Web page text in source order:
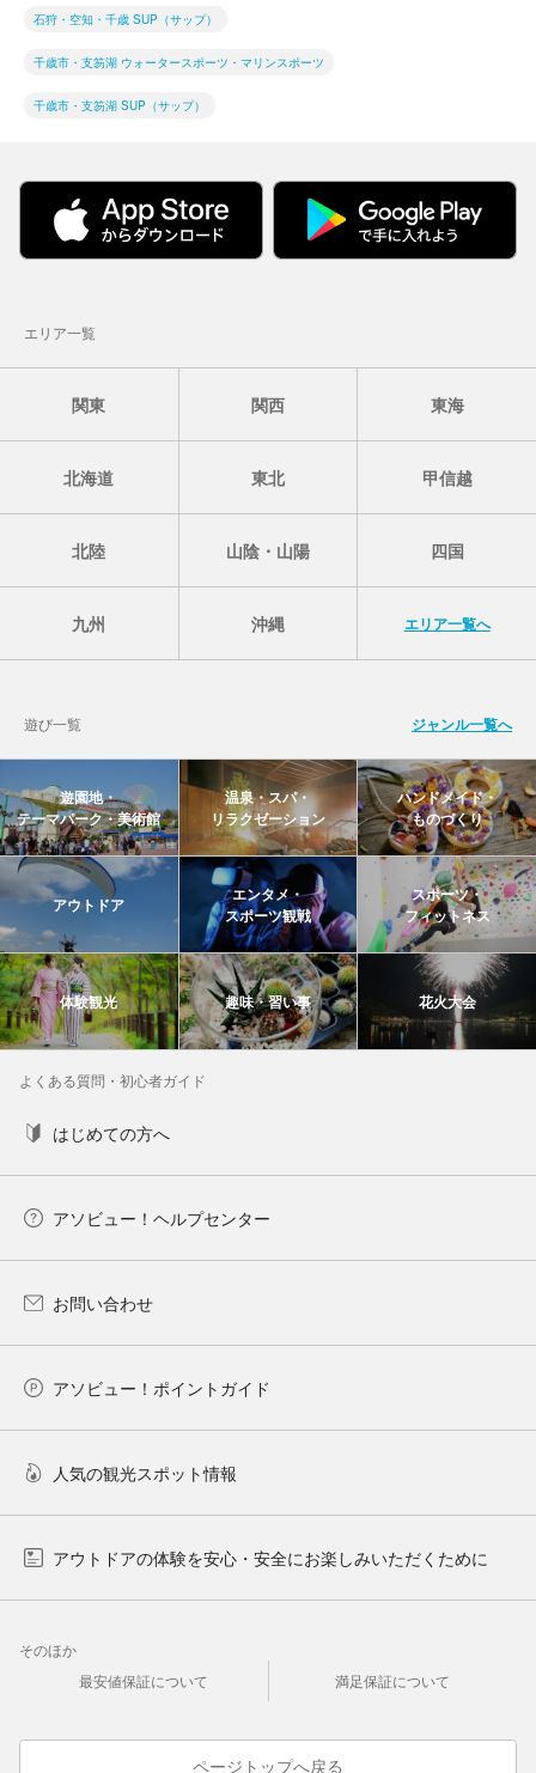
石狩・空知・千歳 SUP（サップ）
千歳市・支笏湖 ウォータースポーツ・マリンスポーツ
千歳市・支笏湖 SUP（サップ）
エリア一覧
関東 関西 東海
北海道 東北 甲信越
北陸 山陰・山陽 四国
九州 沖縄 エリア一覧へ
遊び一覧 ジャンル一覧へ
遊園地・
テーマパーク・美術館
温泉・スパ・
リラクゼーション
ハンドメイド・
ものづくり
アウトドア
エンタメ・
スポーツ観戦
スポーツ・
フィットネス
体験観光 趣味・習い事 花火大会
よくある質問・初心者ガイド
はじめての方へ
アソビュー！ヘルプセンター
お問い合わせ
アソビュー！ポイントガイド
人気の観光スポット情報
アウトドアの体験を安心・安全にお楽しみいただくために
そのほか
最安値保証について
満足保証について
ページトップへ戻る